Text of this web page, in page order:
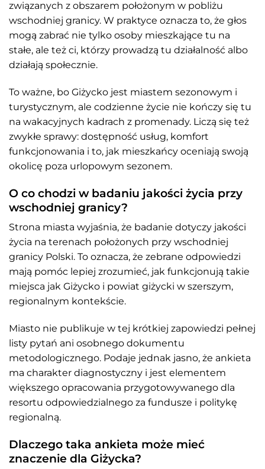
związanych z obszarem położonym w pobliżu
wschodniej granicy. W praktyce oznacza to, że głos
mogą zabrać nie tylko osoby mieszkające tu na
stałe, ale też ci, którzy prowadzą tu działalność albo
działają społecznie.
To ważne, bo Giżycko jest miastem sezonowym i
turystycznym, ale codzienne życie nie kończy się tu
na wakacyjnych kadrach z promenady. Liczą się też
zwykłe sprawy: dostępność usług, komfort
funkcjonowania i to, jak mieszkańcy oceniają swoją
okolicę poza urlopowym sezonem.
O co chodzi w badaniu jakości życia przy
wschodniej granicy?
Strona miasta wyjaśnia, że badanie dotyczy jakości
życia na terenach położonych przy wschodniej
granicy Polski. To oznacza, że zebrane odpowiedzi
mają pomóc lepiej zrozumieć, jak funkcjonują takie
miejsca jak Giżycko i powiat giżycki w szerszym,
regionalnym kontekście.
Miasto nie publikuje w tej krótkiej zapowiedzi pełnej
listy pytań ani osobnego dokumentu
metodologicznego. Podaje jednak jasno, że ankieta
ma charakter diagnostyczny i jest elementem
większego opracowania przygotowywanego dla
resortu odpowiedzialnego za fundusze i politykę
regionalną.
Dlaczego taka ankieta może mieć
znaczenie dla Giżycka?